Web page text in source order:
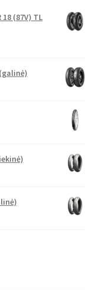
(87V) TL